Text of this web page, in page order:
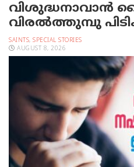
വിശുദ്ധനാവാന്‍
വിരല്‍ത്തുമ്പു
SAINTS, SPECIAL STORIES
AUGUST 8, 2026